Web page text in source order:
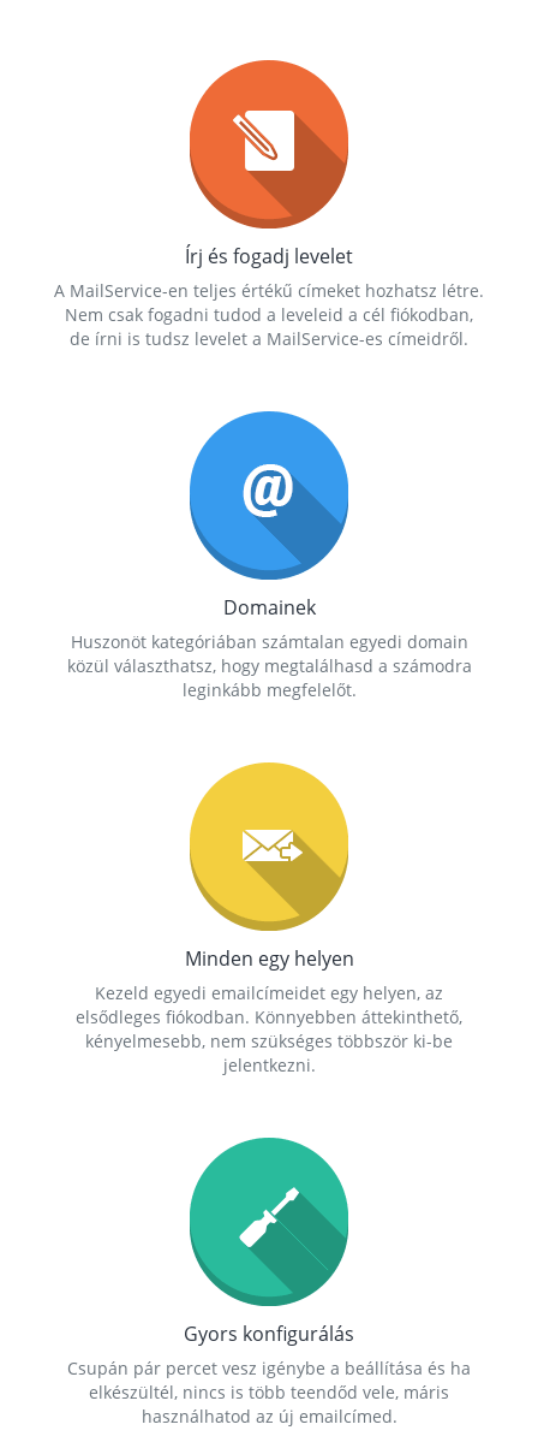
Írj és fogadj levelet
A MailService-en teljes értékű címeket hozhatsz létre.
Nem csak fogadni tudod a leveleid a cél fiókodban,
de írni is tudsz levelet a MailService-es címeidről.
Domainek
Huszonöt kategóriában számtalan egyedi domain
közül választhatsz, hogy megtalálhasd a számodra
leginkább megfelelőt.
Minden egy helyen
Kezeld egyedi emailcímeidet egy helyen, az
elsődleges fiókodban. Könnyebben áttekinthető,
kényelmesebb, nem szükséges többször ki-be
jelentkezni.
Gyors konfigurálás
Csupán pár percet vesz igénybe a beállítása és ha
elkészültél, nincs is több teendőd vele, máris
használhatod az új emailcímed.